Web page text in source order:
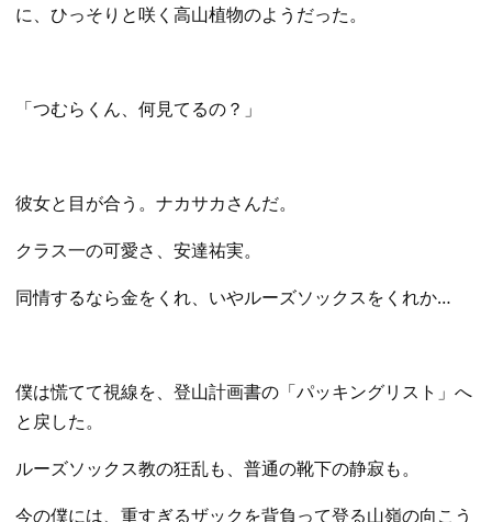
に、ひっそりと咲く高山植物のようだった。
​「つむらくん、何見てるの？」
​彼女と目が合う。ナカサカさんだ。
クラス一の可愛さ、安達祐実。
同情するなら金をくれ、いやルーズソックスをくれか…
僕は慌てて視線を、登山計画書の「パッキングリスト」へ
と戻した。
​ルーズソックス教の狂乱も、普通の靴下の静寂も。
今の僕には、重すぎるザックを背負って登る山嶺の向こう